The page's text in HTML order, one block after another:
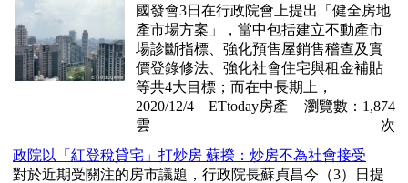
國發會3日在行政院會上提出「健全房地
產市場方案」，當中包括建立不動產市
場診斷指標、強化預售屋銷售稽查及實
價登錄修法、強化社會住宅與租金補貼
等共4大目標；而在中長期上，
2020/12/4 ETtoday房產
雲
瀏覽數：1,874
次
政院以「紅登稅貸宅」打炒房 蘇揆：炒房不為社會接受
對於近期受關注的房市議題，行政院長蘇貞昌今（3）日提